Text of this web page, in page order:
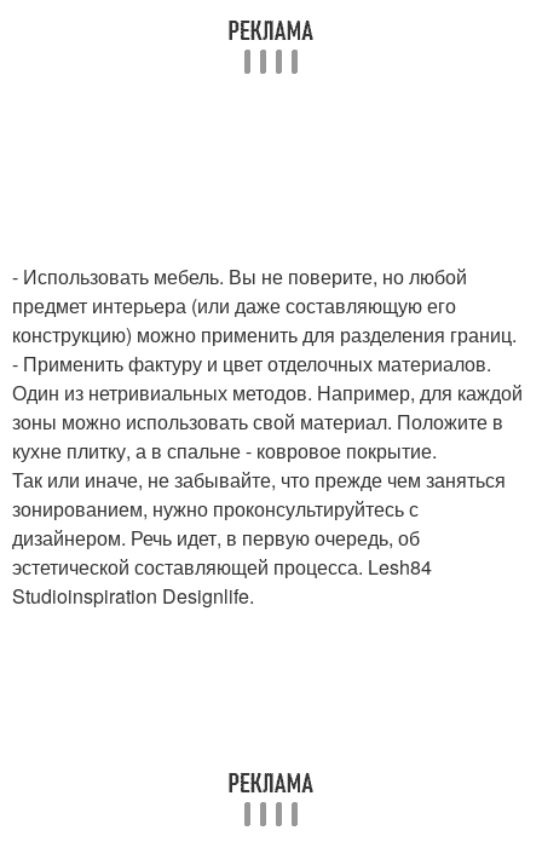
- Использовать мебель. Вы не поверите, но любой
предмет интерьера (или даже составляющую его
конструкцию) можно применить для разделения границ.
- Применить фактуру и цвет отделочных материалов.
Один из нетривиальных методов. Например, для каждой
зоны можно использовать свой материал. Положите в
кухне плитку, а в спальне - ковровое покрытие.
Так или иначе, не забывайте, что прежде чем заняться
зонированием, нужно проконсультируйтесь с
дизайнером. Речь идет, в первую очередь, об
эстетической составляющей процесса. Lesh84
Studioinspiration Designlife.